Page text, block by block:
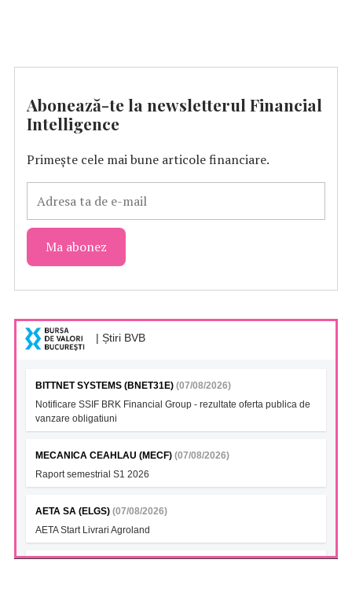
Abonează-te la newsletterul Financial
Intelligence
Primește cele mai bune articole financiare.
| Știri BVB
BITTNET SYSTEMS (BNET31E) (07/08/2026)
Notificare SSIF BRK Financial Group - rezultate oferta publica de
vanzare obligatiuni
MECANICA CEAHLAU (MECF) (07/08/2026)
Raport semestrial S1 2026
AETA SA (ELGS) (07/08/2026)
AETA Start Livrari Agroland